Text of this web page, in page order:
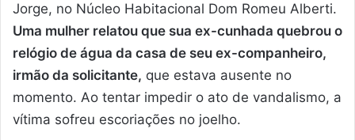
Jorge, no Núcleo Habitacional Dom Romeu Alberti.
Uma mulher relatou que sua ex-cunhada quebrou o
relógio de água da casa de seu ex-companheiro,
irmão da solicitante, que estava ausente no
momento. Ao tentar impedir o ato de vandalismo, a
vítima sofreu escoriações no joelho.